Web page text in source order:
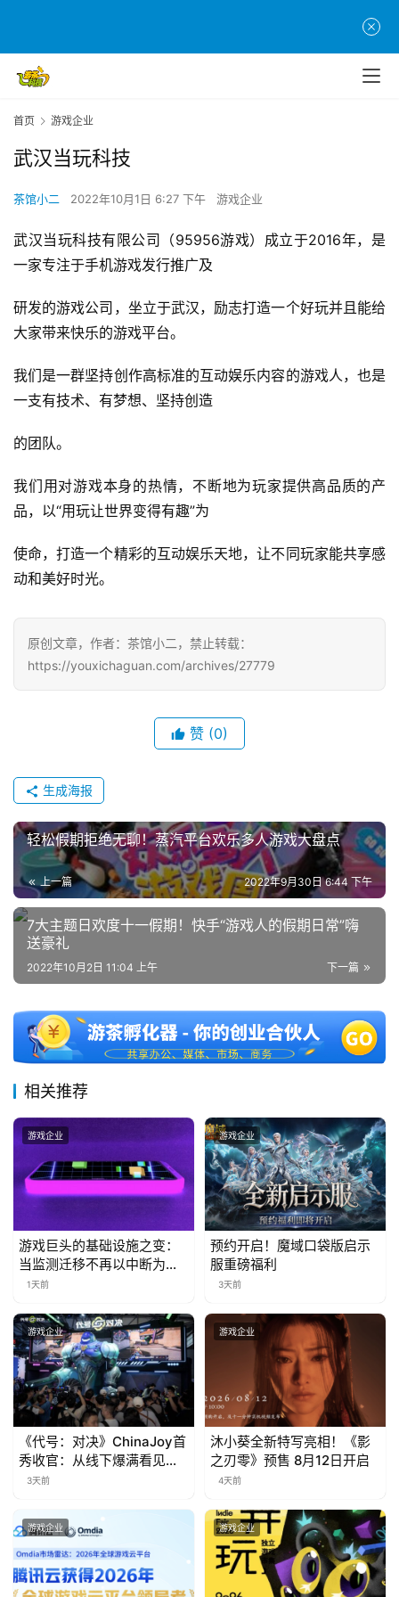
首
页
茶
原
游
业
界
手
游
戏
单
机
休
闲
0
2
5
第
十
三
届
茶
7
月
3
0
日
游
茶
接
会
上
海
站
中
文
(
首页 游戏企业
武汉当玩科技
茶馆小二 2022年10月1日 6:27 下午 游戏企业
武汉当玩科技有限公司（95956游戏）成立于2016年，是
一家专注于手机游戏发行推广及
研发的游戏公司，坐立于武汉，励志打造一个好玩并且能给
大家带来快乐的游戏平台。
我们是一群坚持创作高标准的互动娱乐内容的游戏人，也是
一支有技术、有梦想、坚持创造
的团队。
我们用对游戏本身的热情，不断地为玩家提供高品质的产
品，以“用玩让世界变得有趣”为
使命，打造一个精彩的互动娱乐天地，让不同玩家能共享感
动和美好时光。
原创文章，作者：茶馆小二，禁止转载：
https://youxichaguan.com/archives/27779
赞 (0)
生成海报
轻松假期拒绝无聊！蒸汽平台欢乐多人游戏大盘点
上一篇 2022年9月30日 6:44 下午
7大主题日欢度十一假期！快手“游戏人的假期日常”嗨
送豪礼
下一篇
2022年10月2日 11:04 上午
相关推荐
游戏企业
游戏巨头的基础设施之变：
当监测迁移不再以中断为代
价
1天前
游戏企业
预约开启！魔域口袋版启示
服重磅福利
3天前
游戏企业
《代号：对决》ChinaJoy首
秀收官：从线下爆满看见玩
家的真实期待
3天前
游戏企业
沐小葵全新特写亮相！《影
之刃零》预售 8月12日开启
4天前
游戏企业 游戏企业